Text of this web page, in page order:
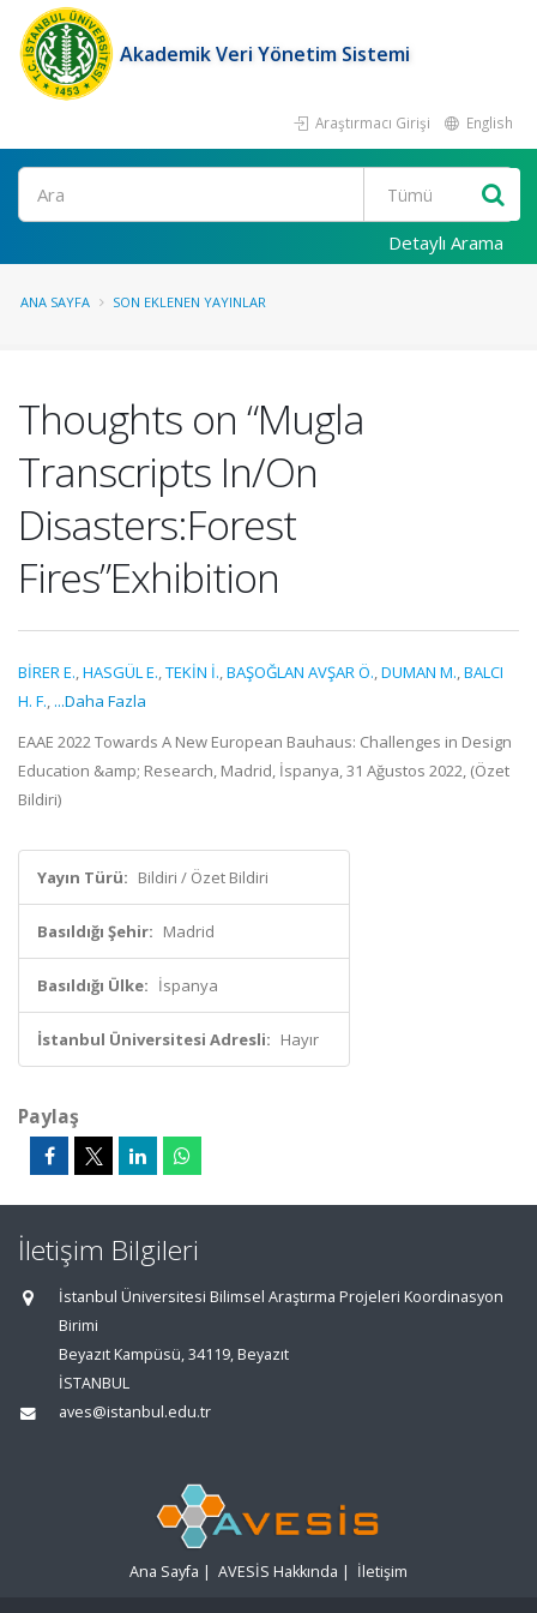
Akademik Veri Yönetim Sistemi
Araştırmacı Girişi English
Ara
Detaylı Arama
ANA SAYFA SON EKLENEN YAYINLAR
Thoughts on “Mugla
Transcripts In/On
Disasters:Forest
Fires”Exhibition
BİRER E.,HASGÜL E.,TEKİN İ.,BAŞOĞLAN AVŞAR Ö.,DUMAN M.,BALCI
H. F., ...Daha Fazla
EAAE 2022 Towards A New European Bauhaus: Challenges in Design
Education &amp; Research, Madrid, İspanya, 31 Ağustos 2022, (Özet
Bildiri)
Yayın Türü: Bildiri / Özet Bildiri
Basıldığı Şehir: Madrid
Basıldığı Ülke: İspanya
İstanbul Üniversitesi Adresli: Hayır
Paylaş
İletişim Bilgileri
İstanbul Üniversitesi Bilimsel Araştırma Projeleri Koordinasyon
Birimi
Beyazıt Kampüsü, 34119, Beyazıt
İSTANBUL
aves@istanbul.edu.tr
Ana Sayfa | AVESİS Hakkında | İletişim